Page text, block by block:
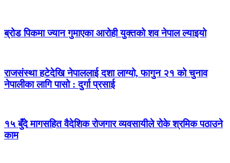
ब्रोड पिकमा ज्यान गुमाएका आरोही युक्तको शव नेपाल ल्याइयो
राजसंस्था हटेदेखि नेपाललाई दशा लाग्यो, फागुन २१ को चुनाव
नेपालीका लागि पासो : दुर्गा प्रसाई
१५ बुँदे मागसहित वैदेशिक रोजगार व्यवसायीले रोके श्रमिक पठाउने
काम